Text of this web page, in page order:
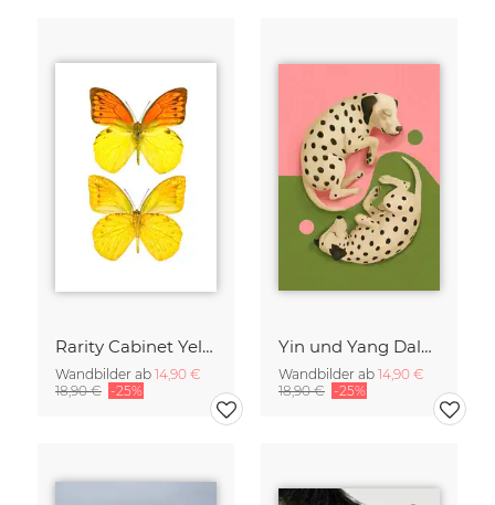
Rarity Cabinet Yellow Butterflies 2
Wandbilder ab 14,90 €
18,90 € -25%
Yin und Yang Dalmatiner
Wandbilder ab 14,90 €
18,90 € -25%